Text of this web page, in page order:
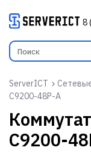
8
ServerICT
C9200-48P-A
C9200-